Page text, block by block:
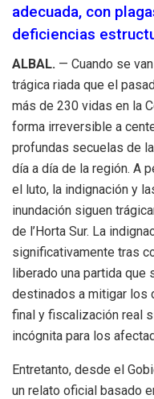
adecuada, con
deficiencias
ALBAL. — Cuando se
trágica riada que el
más de 230 vidas en la
forma irreversible a
profundas secuelas de
día a día de la región. A
el luto, la indignación y
inundación siguen
de l’Horta Sur. La
significativamente tras
liberado una partida
destinados a mitigar los
final y fiscalización real
incógnita para los
Entretanto, desde el
un relato oficial basado